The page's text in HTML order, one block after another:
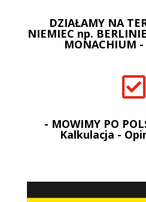
DZIAŁAMY NA
NIEMIEC np.
MONACHIUM

- MOWIMY PO
Kalkulacja -